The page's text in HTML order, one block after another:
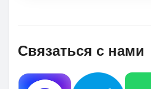
Связаться с нами